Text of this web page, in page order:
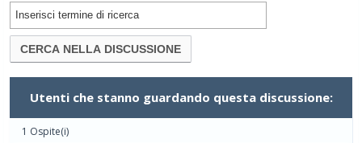
Utenti che stanno guardando questa discussione:
1 Ospite(i)